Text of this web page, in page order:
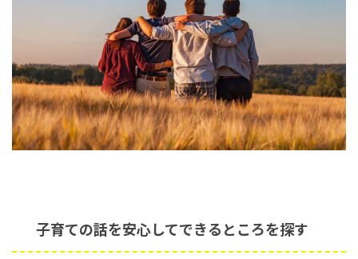
子育ての話を安心してできるところを探す